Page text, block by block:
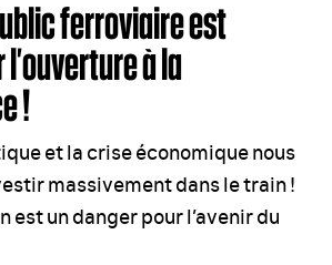
ferroviaire est
à la
!
et la crise économique nous
massivement dans le train !
est un danger pour l’avenir du